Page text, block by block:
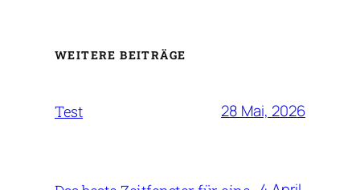
WEITERE BEITRÄGE
Test 28 Mai, 2026